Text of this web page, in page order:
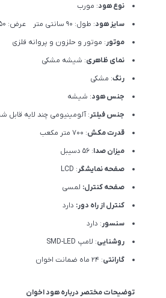
نوع هود: مورب
سایز هود: طول: 90 سانتی متر عرض: 50 سانتی متر
موتور: موتور و حلزون و پروانه فلزی
نمای ظاهری: شیشه مشکی
رنگ: مشکی
جنس هود: شیشه
جنس فیلتر: آلومینیومی چند لایه
قدرت مکش: 700 متر مکعب
میزان صدا: 56 دسیبل
صفحه نمایشگر: LCD
صفحه کنترل: لمسی
کنترل از راه دور: دارد
سنسور: دارد
روشنایی: لامپ SMD-LED
گارانتی: 24 ماه ضمانت اخوان
توضیحات مختصر درباره هود اخوان